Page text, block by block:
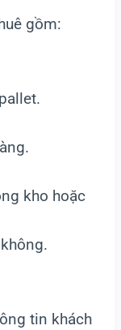
gồm:
kho hoặc
tin khách